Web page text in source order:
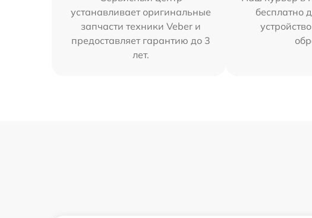
устанавливает оригинальные
запчасти техники Veber и
предоставляет гарантию до 3
лет.
бесплатно